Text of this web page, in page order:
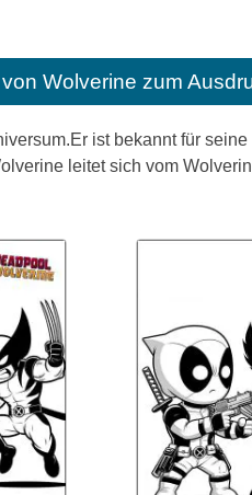
Wolverine zum
ist bekannt für
leitet sich vom